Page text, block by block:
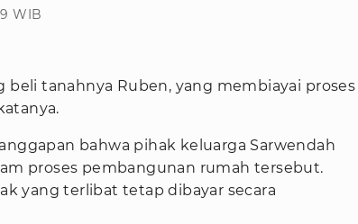
WIB
beli tanahnya Ruben, yang membiayai proses
bahwa pihak keluarga Sarwendah
proses pembangunan rumah tersebut.
yang terlibat tetap dibayar secara